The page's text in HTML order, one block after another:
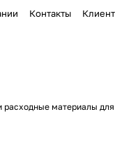
Контакты
расходные материалы